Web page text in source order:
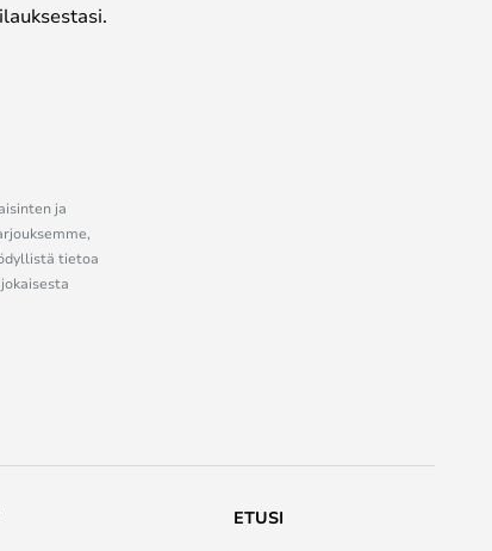
ja
tietoa
ETUSI